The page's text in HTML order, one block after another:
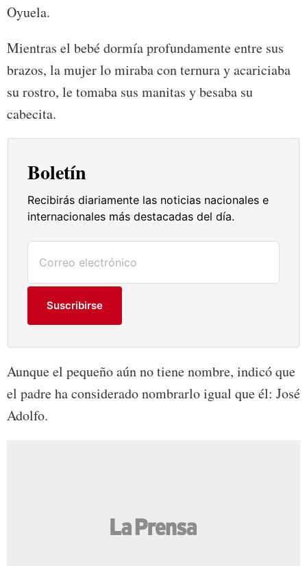
Oyuela.
Mientras el bebé dormía profundamente entre sus
brazos, la mujer lo miraba con ternura y acariciaba
su rostro, le tomaba sus manitas y besaba su
cabecita.
Boletín
Recibirás diariamente las noticias nacionales e
internacionales más destacadas del día.
Suscribirse
Aunque el pequeño aún no tiene nombre, indicó que
el padre ha considerado nombrarlo igual que él: José
Adolfo.